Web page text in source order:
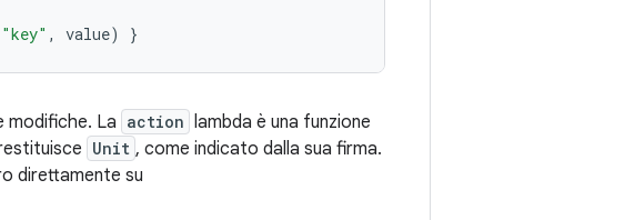
"key" , value) }
modifiche. La action lambda è una funzione
Unit , come indicato dalla sua firma.
direttamente su